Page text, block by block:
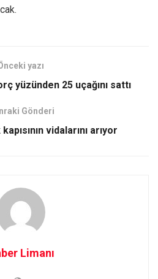
yazı
yüzünden 25 uçağını sattı
Gönderi
vidalarını arıyor
Limanı